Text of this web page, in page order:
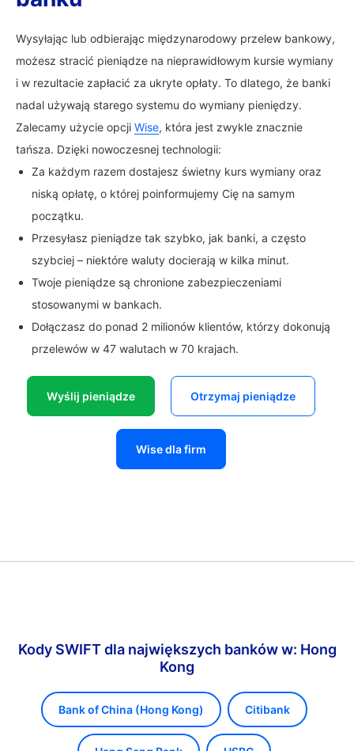
Wysyłając lub odbierając międzynarodowy przelew bankowy,
możesz stracić pieniądze na nieprawidłowym kursie wymiany
i w rezultacie zapłacić za ukryte opłaty. To dlatego, że banki
nadal używają starego systemu do wymiany pieniędzy.
Zalecamy użycie opcji Wise, która jest zwykle znacznie
tańsza. Dzięki nowoczesnej technologii:
Za każdym razem dostajesz świetny kurs wymiany oraz
niską opłatę, o której poinformujemy Cię na samym
początku.
Przesyłasz pieniądze tak szybko, jak banki, a często
szybciej – niektóre waluty docierają w kilka minut.
Twoje pieniądze są chronione zabezpieczeniami
stosowanymi w bankach.
Dołączasz do ponad 2 milionów klientów, którzy dokonują
przelewów w 47 walutach w 70 krajach.
Wyślij pieniądze Otrzymaj pieniądze
Wise dla firm
Kody SWIFT dla największych banków w: Hong
Kong
Bank of China (Hong Kong) Citibank